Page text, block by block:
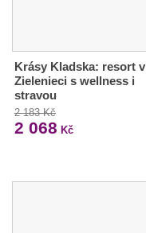
Krásy Kladska: resort v
Zielenieci s wellness i
stravou
2 183 Kč
2 068 Kč